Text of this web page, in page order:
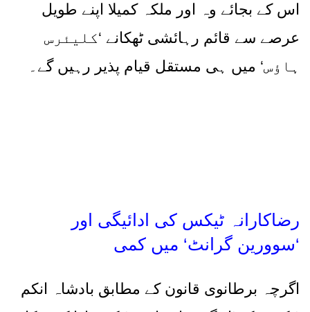
اس کے بجائے وہ اور ملکہ کمیلا اپنے طویل
عرصے سے قائم رہائشی ٹھکانے ‘کلیئرس
ہاؤس‘ میں ہی مستقل قیام پذیر رہیں گے۔
رضاکارانہ ٹیکس کی ادائیگی اور
‘سوورین گرانٹ‘ میں کمی
اگرچہ برطانوی قانون کے مطابق بادشاہ انکم